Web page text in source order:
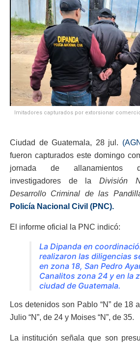
Imitadores capturados por extorsionar
Ciudad de Guatemala, 28 jul.
fueron capturados este domingo
jornada de allanamientos
investigadores de la División
Desarrollo Criminal de las
Policía Nacional Civil (PNC).
El informe oficial la PNC indicó:
La Dipanda en
realizaron las diligencias
en zona 18, San Pedro
Canalitos zona 24 y en la
ciudad de Guatemala.
Los detenidos son Pablo “N” de 18
Julio “N”, de 24 y Moises “N”, de 35.
La institución señala que son